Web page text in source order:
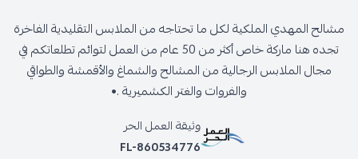
مشالح المهدي الملكية لكل ما تحتاجه من الملابس التقليدية الفاخرة
تجده هنا ماركة خاص أكثر من 50 عام من العمل لتوائم تطلعاتكم في
مجال الملابس الرجالية من المشالح والشماغ والأقمشة والطواقي
والفروات والغتر الكشميرية .•
وثيقة العمل الحر
FL-860534776